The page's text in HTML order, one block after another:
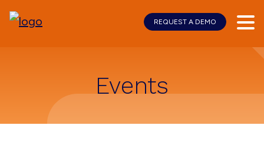
Events
REQUEST A DEMO